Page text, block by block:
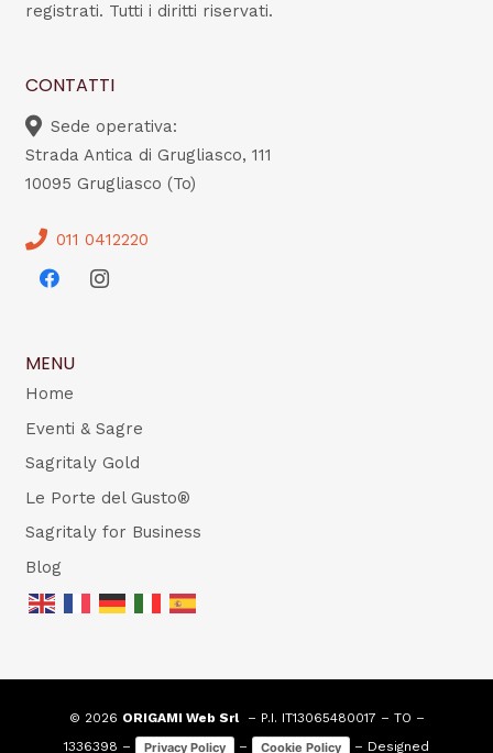
registrati. Tutti i diritti riservati.
CONTATTI
Sede operativa:
Strada Antica di Grugliasco, 111
10095 Grugliasco (To)
011 0412220
MENU
Home
Eventi & Sagre
Sagritaly Gold
Le Porte del Gusto®
Sagritaly for Business
Blog
© 2026 ORIGAMI Web Srl– P.I. IT13065480017 – TO –
1336398 –
Privacy Policy – Cookie Policy – Designed